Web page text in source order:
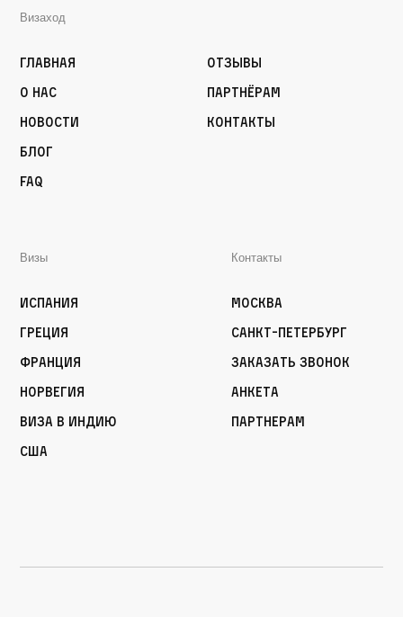
Визаход
Главная
О нас
Новости
Блог
FAQ
Отзывы
Партнёрам
Контакты
Визы
Испания
Греция
Франция
Норвегия
Виза в Индию
США
Контакты
Москва
Санкт-Петербург
Заказать звонок
Анкета
Партнерам